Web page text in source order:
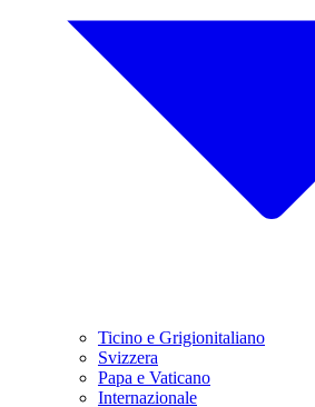
Ticino e Grigionitaliano
Svizzera
Papa e Vaticano
Internazionale